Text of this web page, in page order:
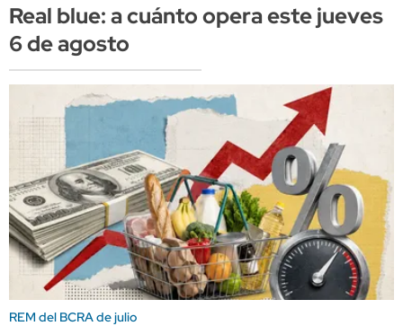
Real blue: a cuánto opera este jueves
6 de agosto
REM del BCRA de julio